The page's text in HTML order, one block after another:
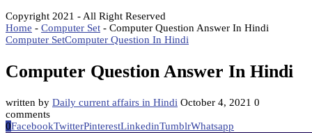
Copyright 2021 - All Right Reserved
Home - Computer Set - Computer Question Answer In Hindi
Computer SetComputer Question In Hindi
Computer Question Answer In Hindi
written by Daily current affairs in Hindi October 4, 2021 0
comments
0FacebookTwitterPinterestLinkedinTumblrWhatsapp